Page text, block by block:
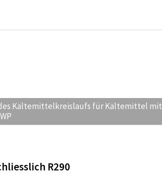
Kältemittelkreislaufs für Kältemittel mit
R290